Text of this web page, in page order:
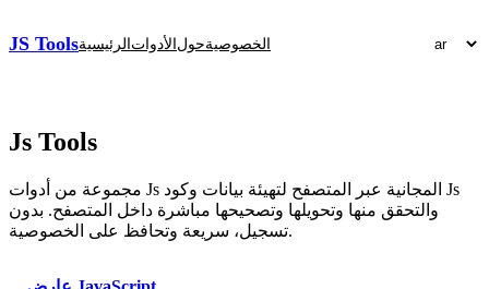
JS Toolsالرئيسية الأدوات حولالخصوصية
Js Tools
مجموعة من أدوات Js المجانية عبر المتصفح لتهيئة بيانات وكود Js
والتحقق منها وتحويلها وتصحيحها مباشرة داخل المتصفح. بدون
تسجيل، سريعة وتحافظ على الخصوصية.